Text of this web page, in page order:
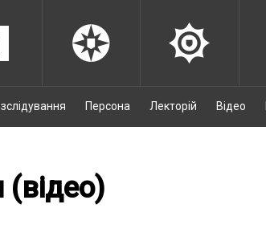
Персона Лекторій Відео
(відео)